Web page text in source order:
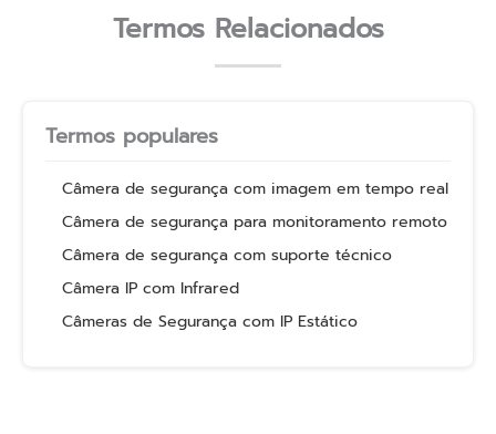
Termos Relacionados
Termos populares
Câmera de segurança com imagem em tempo real
Câmera de segurança para monitoramento remoto
Câmera de segurança com suporte técnico
Câmera IP com Infrared
Câmeras de Segurança com IP Estático